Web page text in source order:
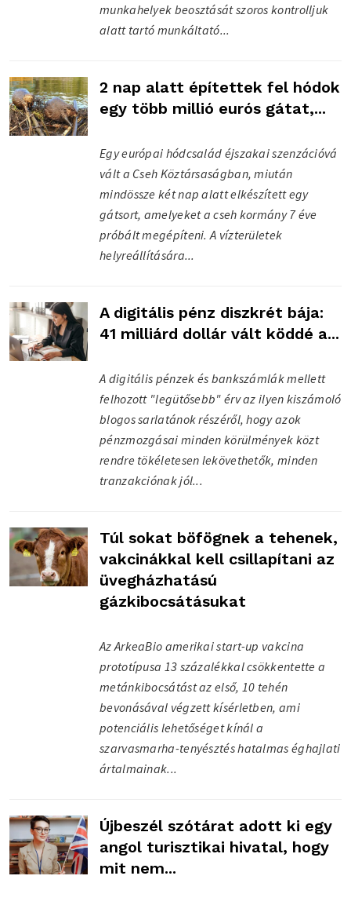
munkahelyek beosztását szoros kontrolljuk
alatt tartó munkáltató...
2 nap alatt építettek fel hódok
egy több millió eurós gátat,...
Egy európai hódcsalád éjszakai szenzációvá
vált a Cseh Köztársaságban, miután
mindössze két nap alatt elkészített egy
gátsort, amelyeket a cseh kormány 7 éve
próbált megépíteni. A vízterületek
helyreállítására...
A digitális pénz diszkrét bája:
41 milliárd dollár vált köddé a...
A digitális pénzek és bankszámlák mellett
felhozott "legütősebb" érv az ilyen kiszámoló
blogos sarlatánok részéről, hogy azok
pénzmozgásai minden körülmények közt
rendre tökéletesen lekövethetők, minden
tranzakciónak jól...
Túl sokat böfögnek a tehenek,
vakcinákkal kell csillapítani az
üvegházhatású
gázkibocsátásukat
Az ArkeaBio amerikai start-up vakcina
prototípusa 13 százalékkal csökkentette a
metánkibocsátást az első, 10 tehén
bevonásával végzett kísérletben, ami
potenciális lehetőséget kínál a
szarvasmarha-tenyésztés hatalmas éghajlati
ártalmainak...
Újbeszél szótárat adott ki egy
angol turisztikai hivatal, hogy
mit nem...